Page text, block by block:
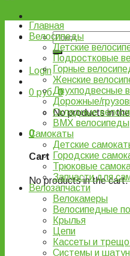
Login
0 руб. 0
No products in
0
Cart
No products in the cart.
Главная
Велосипеды
Детские
Подростковые
Горные
Женские
Двухподвесные
Дорожные/
Складные
BMX велосипеды
Самокаты
Детские
Городские
Трюковые
Запчасти для
Велозапчасти
Велокамеры
Велосипедные
Крылья
Цепи
Кассеты и
Системы и